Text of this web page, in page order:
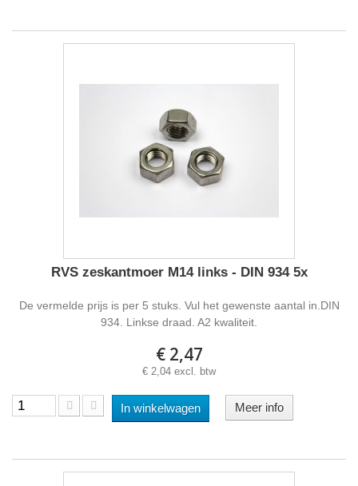
RVS zeskantmoer M14 links - DIN 934 5x
De vermelde prijs is per 5 stuks. Vul het gewenste aantal in.DIN
934. Linkse draad. A2 kwaliteit.
€ 2,47
€ 2,04 excl. btw
In winkelwagen Meer info